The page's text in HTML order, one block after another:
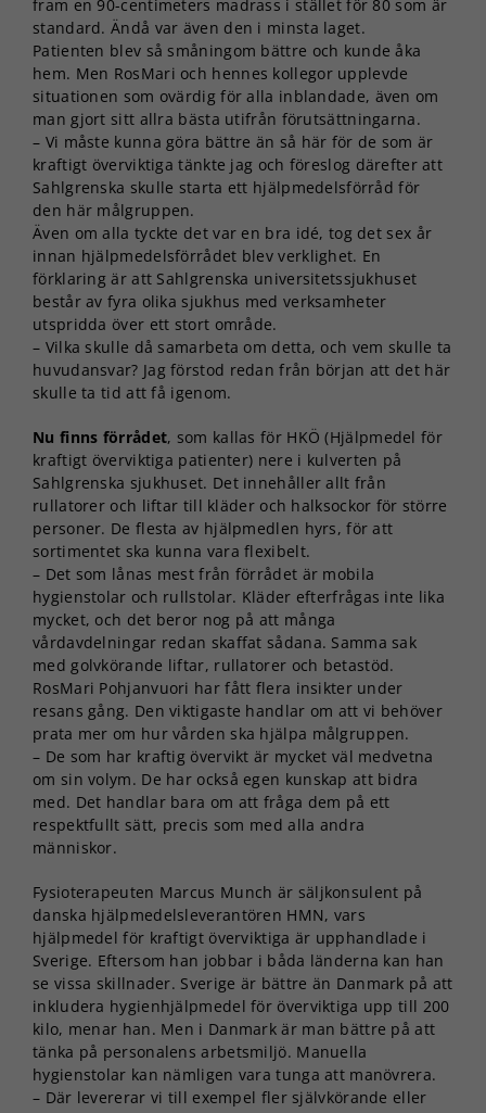
fram en 90-centimeters madrass i stället för 80 som är
standard. Ändå var även den i minsta laget.
Patienten blev så småningom bättre och kunde åka
hem. Men RosMari och hennes kollegor upplevde
situationen som ovärdig för alla inblandade, även om
man gjort sitt allra bästa utifrån förutsättningarna.
– Vi måste kunna göra bättre än så här för de som är
kraftigt överviktiga tänkte jag och föreslog därefter att
Sahlgrenska skulle starta ett hjälpmedelsförråd för
den här målgruppen.
Även om alla tyckte det var en bra idé, tog det sex år
innan hjälpmedelsförrådet blev verklighet. En
förklaring är att Sahlgrenska universitetssjukhuset
består av fyra olika sjukhus med verksamheter
utspridda över ett stort område.
– Vilka skulle då samarbeta om detta, och vem skulle ta
huvudansvar? Jag förstod redan från början att det här
skulle ta tid att få igenom.
Nu finns förrådet, som kallas för HKÖ (Hjälpmedel för
kraftigt överviktiga patienter) nere i kulverten på
Sahlgrenska sjukhuset. Det innehåller allt från
rullatorer och liftar till kläder och halksockor för större
personer. De flesta av hjälpmedlen hyrs, för att
sortimentet ska kunna vara flexibelt.
– Det som lånas mest från förrådet är mobila
hygienstolar och rullstolar. Kläder efterfrågas inte lika
mycket, och det beror nog på att många
vårdavdelningar redan skaffat sådana. Samma sak
med golvkörande liftar, rullatorer och betastöd.
RosMari Pohjanvuori har fått flera insikter under
resans gång. Den viktigaste handlar om att vi behöver
prata mer om hur vården ska hjälpa målgruppen.
– De som har kraftig övervikt är mycket väl medvetna
om sin volym. De har också egen kunskap att bidra
med. Det handlar bara om att fråga dem på ett
respektfullt sätt, precis som med alla andra
människor.
Fysioterapeuten Marcus Munch är säljkonsulent på
danska hjälpmedelsleverantören HMN, vars
hjälpmedel för kraftigt överviktiga är upphandlade i
Sverige. Eftersom han jobbar i båda länderna kan han
se vissa skillnader. Sverige är bättre än Danmark på att
inkludera hygienhjälpmedel för överviktiga upp till 200
kilo, menar han. Men i Danmark är man bättre på att
tänka på personalens arbetsmiljö. Manuella
hygienstolar kan nämligen vara tunga att manövrera.
– Där levererar vi till exempel fler självkörande eller